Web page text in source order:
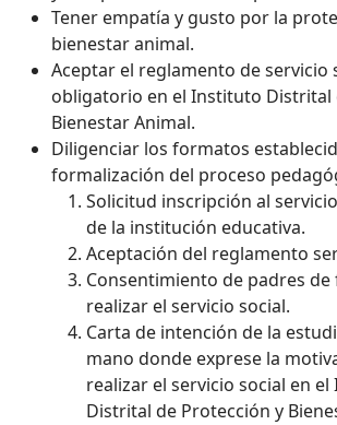
Tener empatía y gusto por la
bienestar animal.
Aceptar el reglamento de servicio
obligatorio en el Instituto Distrital
Bienestar Animal.
Diligenciar los formatos
formalización del proceso
Solicitud inscripción al
de la institución educativa.
Aceptación del reglamento
Consentimiento de padres de
realizar el servicio social.
Carta de intención de la
mano donde exprese la
realizar el servicio social en
Distrital de Protección y